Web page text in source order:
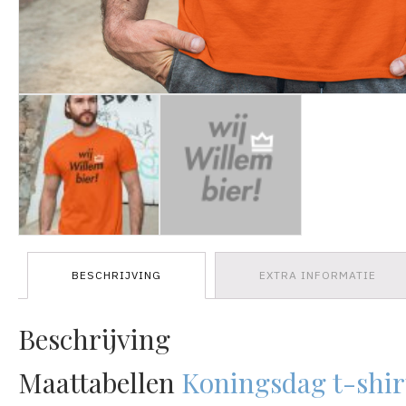
BESCHRIJVING EXTRA INFORMATIE
Beschrijving
Maattabellen Koningsdag t-